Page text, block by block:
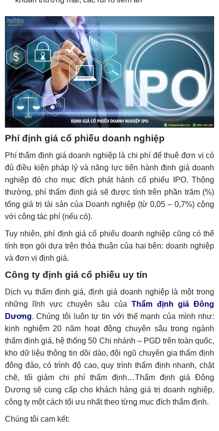
Phí định giá cổ phiếu doanh nghiệp
Phí thẩm định giá doanh nghiệp là chi phí để thuê đơn vị có
đủ điều kiện pháp lý và năng lực tiến hành định giá doanh
nghiệp đó cho mục đích phát hành cổ phiếu IPO. Thông
thường, phí thẩm định giá sẽ được tính trên phần trăm (%)
tổng giá trị tài sản của Doanh nghiệp (từ 0,05 – 0,7%) cộng
với công tác phí (nếu có).
Tuy nhiên, phí định giá cổ phiếu doanh nghiệp cũng có thể
tính trọn gói dựa trên thỏa thuận của hai bên: doanh nghiệp
và đơn vị định giá.
Công ty định giá cổ phiếu uy tín
Dịch vụ thẩm định giá, định giá doanh nghiệp là một trong
những lĩnh vực chuyên sâu của Thẩm định giá Đông
Dương. Chúng tôi luôn tự tin với thế mạnh của mình như:
kinh nghiệm 20 năm hoạt động chuyên sâu trong ngành
thẩm định giá, hệ thống 50 Chi nhánh – PGD trên toàn quốc,
kho dữ liệu thông tin dồi dào, đội ngũ chuyên gia thẩm định
đông đảo, có trình độ cao, quy trình thẩm định nhanh, chặt
chẽ, tối giảm chi phí thẩm định…Thẩm định giá Đông
Dương sẽ cung cấp cho khách hàng giá trị doanh nghiệp,
công ty một cách tối ưu nhất theo từng mục đích thẩm định.
Chúng tôi cam kết: